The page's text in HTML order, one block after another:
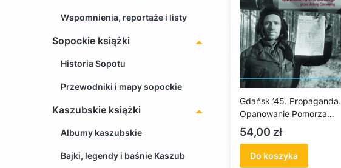
Wspomnienia, reportaże i listy
Sopockie książki
Historia Sopotu
Przewodniki i mapy sopockie
Kaszubskie książki
Albumy kaszubskie
Bajki, legendy i baśnie Kaszub
Gdańsk ’45. Propaganda.
Opanowanie Pomorza
Gdańskiego przez Armię
Czerwoną
Cena
54,00 zł
Do koszyka